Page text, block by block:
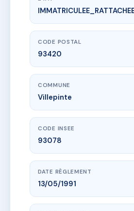
www.vme.plus/
DU REVE (002)
15 av napee93420
CODE POSTAL
93420
COMMUNE
Villepinte
CODE INSEE
93078
DATE RÈGLEMENT
13/05/1991